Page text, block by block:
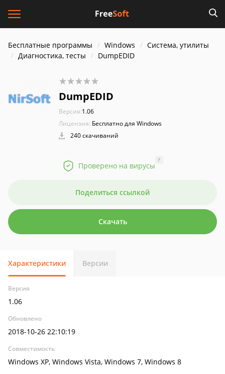
Бесплатные программы Windows
Система, утилиты
Диагностика, тесты
DumpEDID
DumpEDID
Версия:1.06
Лицензия: Бесплатно для Windows
240 скачиваний
Проверено на вирусы
?
Поделиться ссылкой
Скачать
Характеристики Версии
Версия
1.06
Обновлено
2018-10-26 22:10:19
Совместимость
Windows XP, Windows Vista, Windows 7, Windows 8